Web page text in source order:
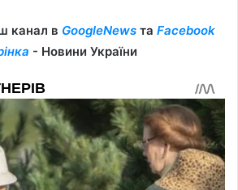
канал в GoogleNews та Facebook
- Новини України